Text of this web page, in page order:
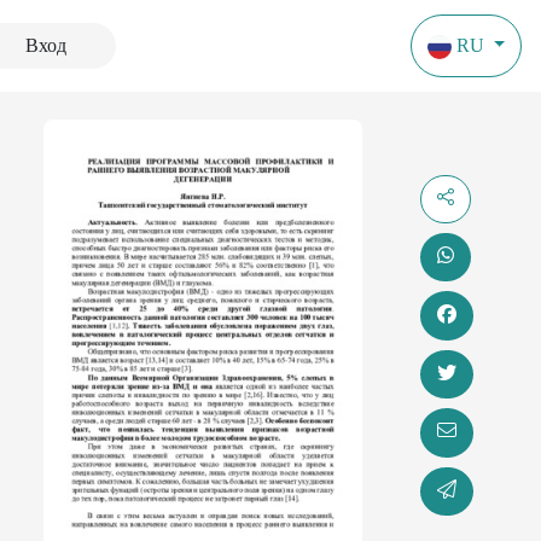
Вход RU